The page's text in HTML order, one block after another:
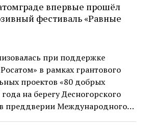
впервые прошёл
фестиваль «Равные
при поддержке
в рамках грантового
проектов «80 добрых
на берегу Десногорского
преддверии Международного…